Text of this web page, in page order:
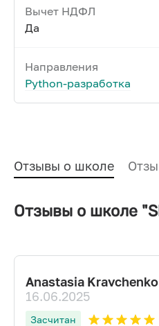
Вычет НДФЛ
Да
Направления
Python-разработка
Отзывы о школе
Отзывы о школе
Anastasia Kravchenko
16.06.2025
Засчитан